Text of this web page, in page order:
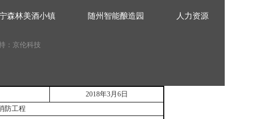
森林美酒小镇 随州智能酿造园 人力资源
：京伦科技
2018年3月 6日
防工程